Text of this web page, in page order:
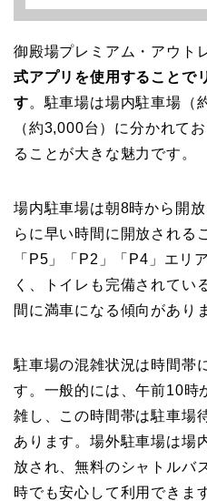
御殿場プレミアム・アウト
式アプリを使用することで
す。駐車場は場内駐車場（
（約3,000台）に分かれて
ることが大きな魅力です。
場内駐車場は朝8時から開
らに早い時間に開放される
「P5」「P2」「P4」エリ
く、トイレも完備されてい
間に満車になる傾向があり
駐車場の混雑状況は時間帯
す。一般的には、午前10時
雑し、この時間帯は駐車場
あります。場外駐車場は場
放され、無料のシャトルバ
時でも安心して利用できま